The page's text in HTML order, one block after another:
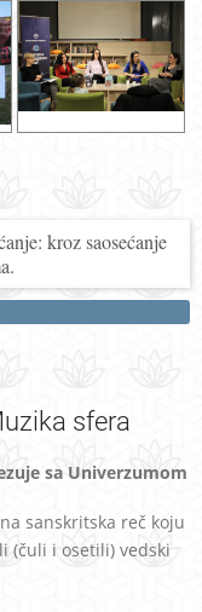
kroz saosećanje
sfera
sa Univerzumom
sanskritska reč koju
(čuli i osetili) vedski